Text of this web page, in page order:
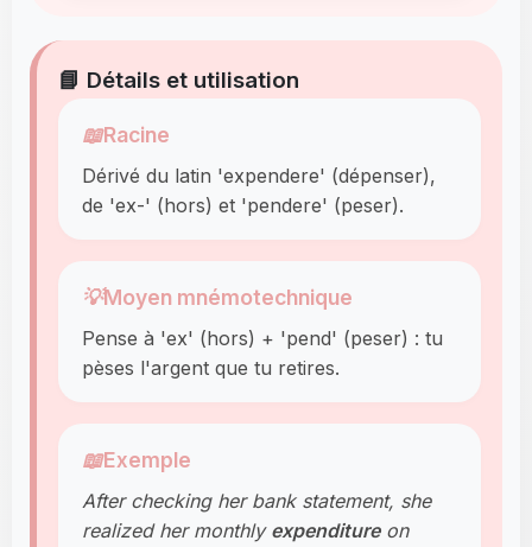
📘 Détails et utilisation
📖Racine
Dérivé du latin 'expendere' (dépenser),
de 'ex-' (hors) et 'pendere' (peser).
💡Moyen mnémotechnique
Pense à 'ex' (hors) + 'pend' (peser) : tu
pèses l'argent que tu retires.
📖Exemple
After checking her bank statement, she
realized her monthly expenditureon